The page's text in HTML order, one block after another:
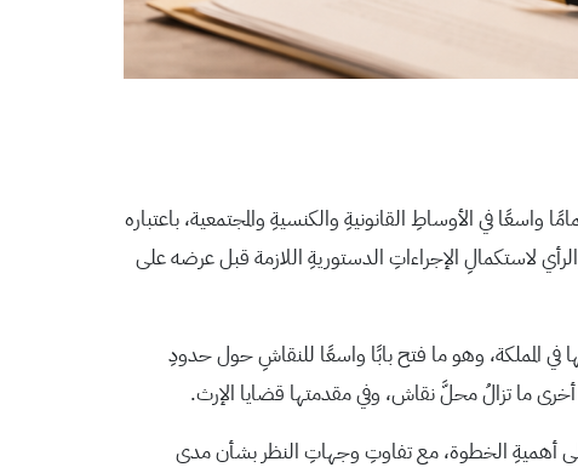
الوزراء بالموافقةِ على الأسبابِ الموجبةِ لمشروعِ القانونِ المعدلِ لقانونِ مجالسِ الطوائفِ المسيحيةِ لسنةِ 2026 اهتمامًا واسعًا في الأوساطِ القانونيةِ والكنسيةِ والمجتمعية، باعتباره
لاستكمالِ الإجراءاتِ الدستوريةِ اللازمة قبل عرضه على
في المملكة، وهو ما فتح بابًا واسعًا للنقاشِ حول حدودِ
ما تزالُ محلَّ نقاش، وفي مقدمتها قضايا الإرث.
أهميةِ الخطوة، مع تفاوتِ وجهاتِ النظر بشأن مدى